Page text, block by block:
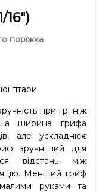
16″)
поріжка
гітари.
при грі ніж
ширина грифа
але ускладнює
зручніший для
відстань між
Менший гриф
руками та